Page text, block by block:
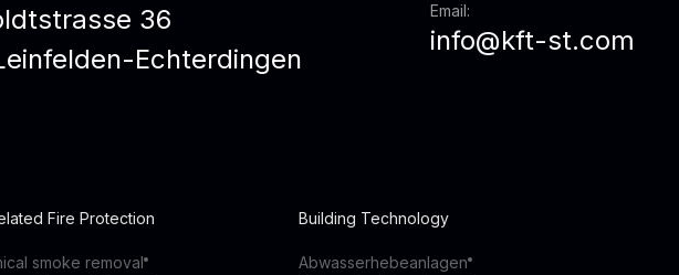
36
Echterdingen
Email:
info@kft-st.com
Fire Protection
smoke removal
Building Technology
Abwasserhebeanlagen